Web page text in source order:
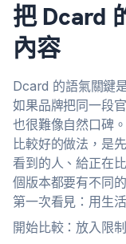
把 Dcard
內容
Dcard 的語氣關鍵
如果品牌把同一段
也很難像自然口碑。
比較好的做法，是
看到的人、給正在
個版本都要有不同
第一次看見：用生
開始比較：放入限